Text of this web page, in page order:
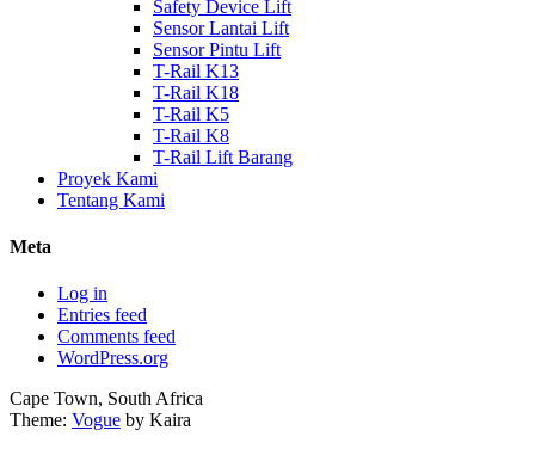
Safety Device Lift
Sensor Lantai Lift
Sensor Pintu Lift
T-Rail K13
T-Rail K18
T-Rail K5
T-Rail K8
T-Rail Lift Barang
Proyek Kami
Tentang Kami
Meta
Log in
Entries feed
Comments feed
WordPress.org
Cape Town, South Africa
Theme: Vogue by Kaira